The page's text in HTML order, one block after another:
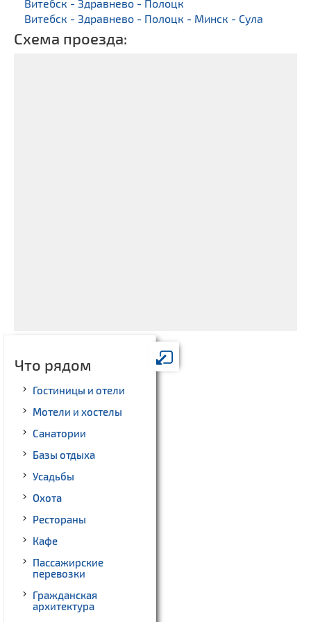
Витебск - Здравнево - Полоцк
Витебск - Здравнево - Полоцк - Минск - Сула
Схема проезда:
Что рядом
Гостиницы и отели
Мотели и хостелы
Санатории
Базы отдыха
Усадьбы
Охота
Рестораны
Кафе
Пассажирские
перевозки
Гражданская
архитектура